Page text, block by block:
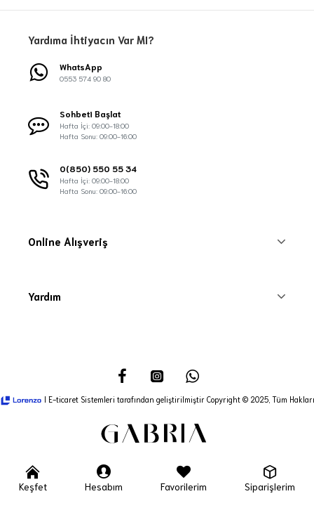
Yardıma İhtiyacın Var MI?
WhatsApp
0553 574 90 80
Sohbeti Başlat
Hafta İçi: 09:00-18:00
Hafta Sonu: 09:00-16:00
0(850) 550 55 34
Hafta İçi: 09:00-18:00
Hafta Sonu: 09:00-16:00
Online Alışveriş
Yardım
I E-ticaret Sistemleri tarafından geliştirilmiştir Copyright © 2025, Tüm Hakları
Keşfet Hesabım Favorilerim Siparişlerim